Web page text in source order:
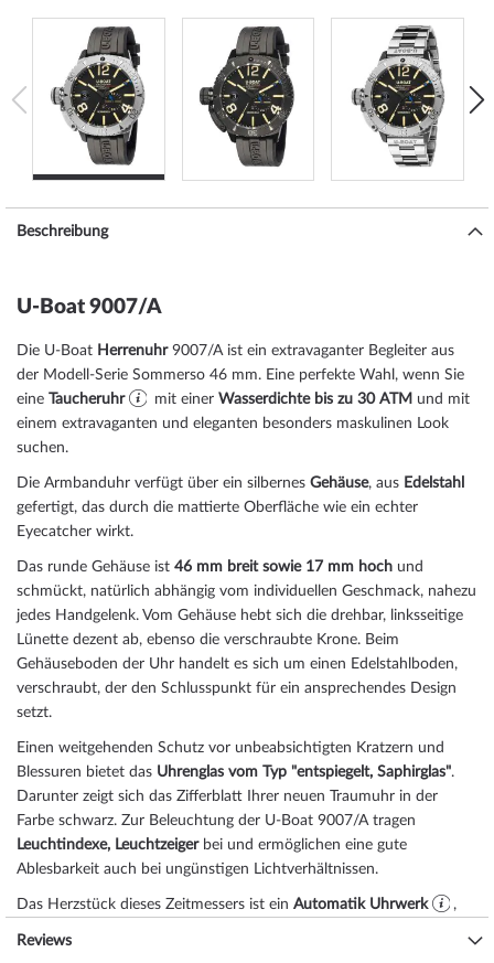
Beschreibung
U-Boat 9007/A
Die U-Boat Herrenuhr9007/A ist ein extravaganter Begleiter aus
der Modell-Serie Sommerso 46 mm. Eine perfekte Wahl, wenn Sie
eine Taucheruhr mit einer Wasserdichte bis zu 30 ATM und mit
einem extravaganten und eleganten besonders maskulinen Look
suchen.
Die Armbanduhr verfügt über ein silbernes Gehäuse, aus Edelstahl
gefertigt, das durch die mattierte Oberfläche wie ein echter
Eyecatcher wirkt.
Das runde Gehäuse ist 46 mm breit sowie 17 mm hoch und
schmückt, natürlich abhängig vom individuellen Geschmack, nahezu
jedes Handgelenk. Vom Gehäuse hebt sich die drehbar, linksseitige
Lünette dezent ab, ebenso die verschraubte Krone. Beim
Gehäuseboden der Uhr handelt es sich um einen Edelstahlboden,
verschraubt, der den Schlusspunkt für ein ansprechendes Design
setzt.
Einen weitgehenden Schutz vor unbeabsichtigten Kratzern und
Blessuren bietet das Uhrenglas vom Typ "entspiegelt, Saphirglas".
Darunter zeigt sich das Zifferblatt Ihrer neuen Traumuhr in der
Farbe schwarz. Zur Beleuchtung der U-Boat 9007/A tragen
Leuchtindexe, Leuchtzeigerbei und ermöglichen eine gute
Ablesbarkeit auch bei ungünstigen Lichtverhältnissen.
Das Herzstück dieses Zeitmessers ist ein Automatik Uhrwerk
,
Reviews